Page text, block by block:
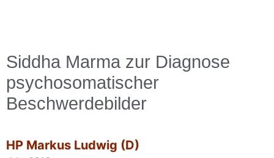
Siddha Marma zur Diagnose
psychosomatischer
Beschwerdebilder
HP Markus Ludwig (D)